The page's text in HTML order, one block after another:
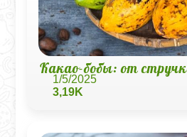
Какао-бобы: от
1/5/2025
3,19K